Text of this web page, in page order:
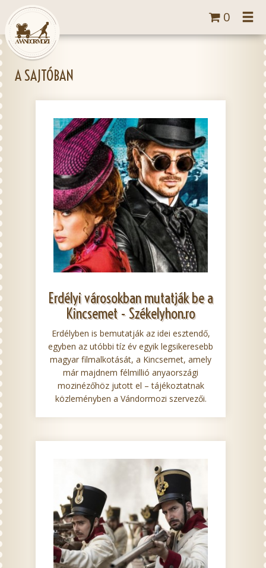
0
A SAJTÓBAN
Erdélyi városokban mutatják be a
Kincsemet - Székelyhon.ro
Erdélyben is bemutatják az idei esztendő,
egyben az utóbbi tíz év egyik legsikeresebb
magyar filmalkotását, a Kincsemet, amely
már majdnem félmillió anyaországi
mozinézőhöz jutott el – tájékoztatnak
közleményben a Vándormozi szervezői.